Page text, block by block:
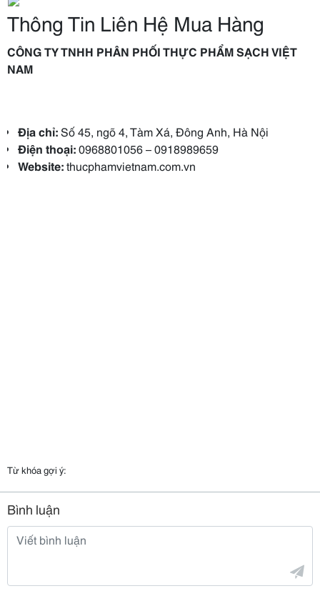
Thông Tin Liên Hệ Mua Hàng
CÔNG TY TNHH PHÂN PHỐI THỰC PHẨM SẠCH VIỆT
NAM
Địa chỉ:Số 45, ngõ 4, Tàm Xá, Đông Anh, Hà Nội
Điện thoại:0968801056 – 0918989659
Website:thucphamvietnam.com.vn
Từ khóa gợi ý:
Bình luận